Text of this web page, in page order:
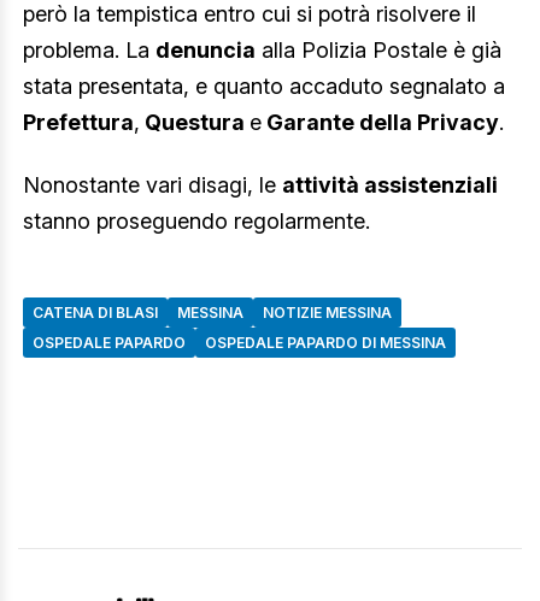
però la tempistica entro cui si potrà risolvere il
problema. La denuncia alla Polizia Postale è già
stata presentata, e quanto accaduto segnalato a
Prefettura, Questura e Garante della Privacy.
Nonostante vari disagi, le attività assistenziali
stanno proseguendo regolarmente.
CATENA DI BLASI MESSINA
NOTIZIE MESSINA
OSPEDALE PAPARDO
OSPEDALE PAPARDO DI MESSINA